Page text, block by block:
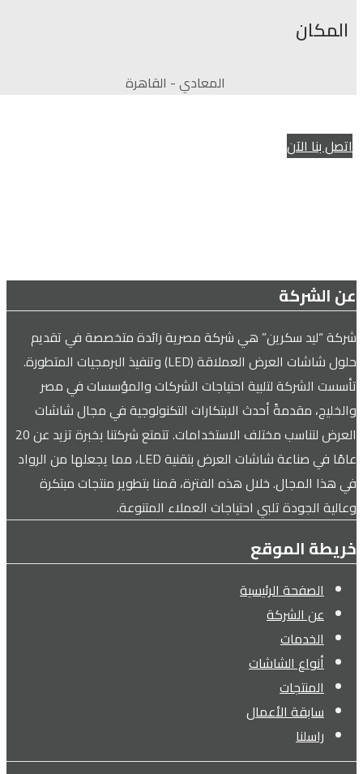
المكان
المعادي - القاهرة
اتصل بنا الآن
عن الشركة
شركة “ليد سكرين” هي شركة مصرية رائدة متخصصة في تقديم
حلول شاشات العرض العملاقة (LED) وتنفيذ البرمجيات المتطورة.
تأسست الشركة لتلبية احتياجات الشركات والمؤسسات في مصر
والخليج، مقدمةً أحدث الابتكارات التكنولوجية في مجال شاشات
العرض لتناسب مختلف الاستخدامات. تتمتع شركتنا بخبرة تزيد عن 20
عامًا في صناعة شاشات العرض بتقنية LED، مما يجعلها من الرواد
في هذا المجال. خلال هذه الفترة، قمنا بتطوير منتجات مبتكرة
وعالية الجودة تلبي احتياجات العملاء المتنوعة.
خريطة الموقع
الصفحة الرئيسية
عن الشركة
الخدمات
أنواع الشاشات
المنتجات
سابقة الأعمال
راسلنا